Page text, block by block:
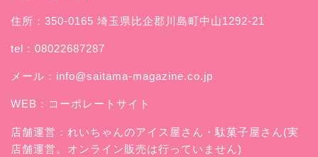
住所：350-0165 埼玉県比企郡川島町中山1292-21
tel：08022687287
メール： info@saitama-magazine.co.jp
WEB： コーポレートサイト
店舗運営： れいちゃんのアイス屋さん ・駄菓子屋さん(実
店舗運営。オンライン販売は行っていません)